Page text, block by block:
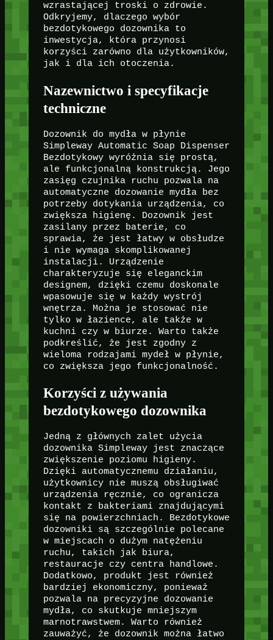
wzrastającej troski o zdrowie.
Odkryjemy, dlaczego wybór
bezdotykowego dozownika to
inwestycja, która przynosi
korzyści zarówno dla użytkowników,
jak i dla ich otoczenia.
Nazewnictwo i specyfikacje
techniczne
Dozownik do mydła w płynie
Simpleway Automatic Soap Dispenser
Bezdotykowy wyróżnia się prostą,
ale funkcjonalną konstrukcją. Jego
zasięg czujnika ruchu pozwala na
automatyczne dozowanie mydła bez
potrzeby dotykania urządzenia, co
zwiększa higienę. Dozownik jest
zasilany przez baterie, co
sprawia, że jest łatwy w obsłudze
i nie wymaga skomplikowanej
instalacji. Urządzenie
charakteryzuje się eleganckim
designem, dzięki czemu doskonale
wpasowuje się w każdy wystrój
wnętrza. Można je stosować nie
tylko w łazience, ale także w
kuchni czy w biurze. Warto także
podkreślić, że jest zgodny z
wieloma rodzajami mydeł w płynie,
co zwiększa jego funkcjonalność.
Korzyści z używania
bezdotykowego dozownika
Jedną z głównych zalet użycia
dozownika Simpleway jest znaczące
zwiększenie poziomu higieny.
Dzięki automatycznemu działaniu,
użytkownicy nie muszą obsługiwać
urządzenia ręcznie, co ogranicza
kontakt z bakteriami znajdującymi
się na powierzchniach. Bezdotykowe
dozowniki są szczególnie polecane
w miejscach o dużym natężeniu
ruchu, takich jak biura,
restauracje czy centra handlowe.
Dodatkowo, produkt jest również
bardziej ekonomiczny, ponieważ
pozwala na precyzyjne dozowanie
mydła, co skutkuje mniejszym
marnotrawstwem. Warto również
zauważyć, że dozownik można łatwo